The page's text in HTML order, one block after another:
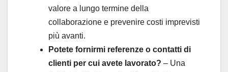
valore a lungo termine della
collaborazione e prevenire costi imprevisti
più avanti.
Potete fornirmi referenze o contatti di
clienti per cui avete lavorato? – Una